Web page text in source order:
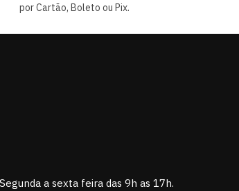
por Cartão, Boleto ou Pix.
Segunda a sexta feira das 9h as 17h.